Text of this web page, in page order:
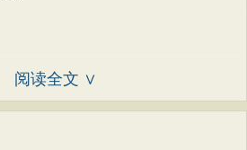
阅读全文 ∨